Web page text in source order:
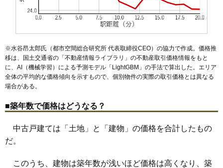
※水谷昂太郎氏（都市空間総合研究所 代表取締役CEO）の協力で作成。価格推
移は、国土交通省の「不動産情報ライブラリ 」の不動産取引価格情報をもと
に、AI（機械学習）による予測モデル「LightGBM」の手法で算出した。エリア
全体の平均的な価格傾向を示すもので、個別物件の実際の取引価格とは異なる
場合がある。
■築年数で価格はどうなる？
中古戸建ては「土地」と「建物」の価格を合計したもの
だ。
このうち、建物は築年数が浅いほど価格は高くなり、築